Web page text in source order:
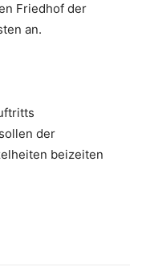
Friedhof der
an.
der
beizeiten